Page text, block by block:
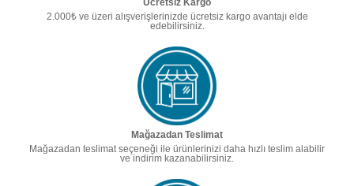
Ücretsiz Kargo
2.000₺ ve üzeri alışverişlerinizde ücretsiz kargo avantajı elde
edebilirsiniz.
Mağazadan Teslimat
Mağazadan teslimat seçeneği ile ürünlerinizi daha hızlı teslim alabilir
ve indirim kazanabilirsiniz.